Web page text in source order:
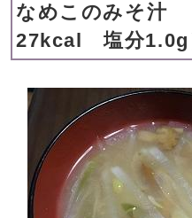
なめこのみそ汁
27kcal 塩分1.0g